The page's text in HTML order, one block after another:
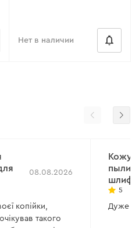
Нет в наличии
08.08.2026
копійки,
такого
Кожух
пыли
5
Дуже